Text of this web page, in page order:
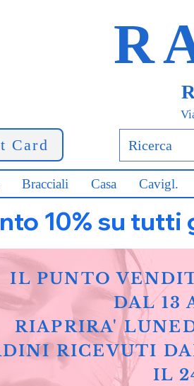
Card
Bracciali Casa Cavigl.
10% su
IL PUNTO
DAL 13
RIAPRIRA'
RICEVUTI
IL